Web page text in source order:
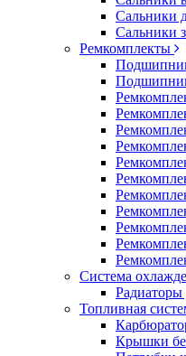
Сальники
Сальники
Ремкомплекты
Система
Радиаторы
Топливная
Крышки